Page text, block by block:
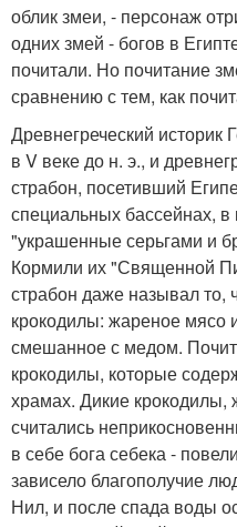
облик змеи, - персонаж
одних змей - богов в
почитали. Но почитание
сравнению с тем, как
Древнегреческий
в V веке до н. э., и
страбон, посетивший
специальных бассейнах,
"украшенные серьгами и
Кормили их "Священной
страбон даже называл то,
крокодилы: жареное мясо
смешанное с медом.
крокодилы, которые
храмах. Дикие
считались
в себе бога себека -
зависело благополучие
Нил, и после спада воды